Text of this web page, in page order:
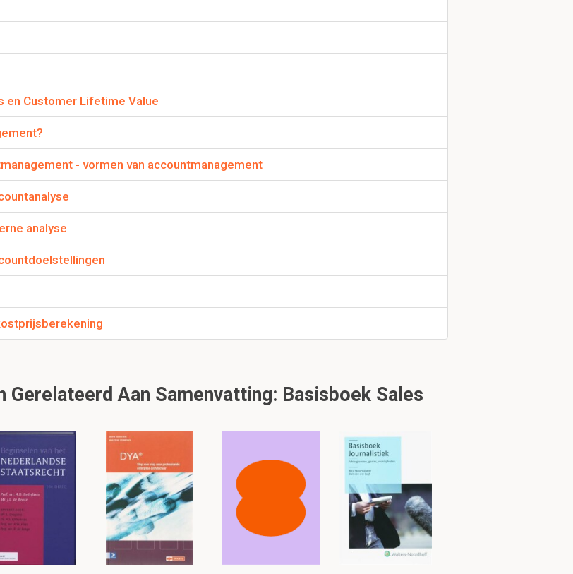
Er zijn 14 andere flashcards beschikbaar voor hoofdstuk 1.3
Laat hier meer flashcards zien
omgeving en wat omvat deze?
en omvat alle factoren voor een organisatie die beheersbaar
en de verschillende afdelingen daarbinnen, zoals zoals de
financiële middelen en de kennis en vaardigheden van de
hier:
en Customer Lifetime Value
- vormen van accountmanagement
analyse
Gerelateerd Aan Samenvatting: Basisboek Sales